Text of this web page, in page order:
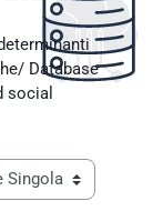
Database
social
modalità